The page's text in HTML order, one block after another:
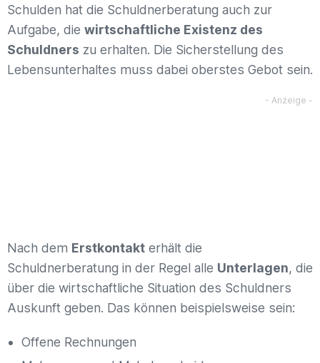
Schulden hat die Schuldnerberatung auch zur
Aufgabe, die wirtschaftliche Existenz des
Schuldners zu erhalten. Die Sicherstellung des
Lebensunterhaltes muss dabei oberstes Gebot sein.
Nach dem Erstkontakt erhält die
Schuldnerberatung in der Regel alle Unterlagen, die
über die wirtschaftliche Situation des Schuldners
Auskunft geben. Das können beispielsweise sein:
Offene Rechnungen